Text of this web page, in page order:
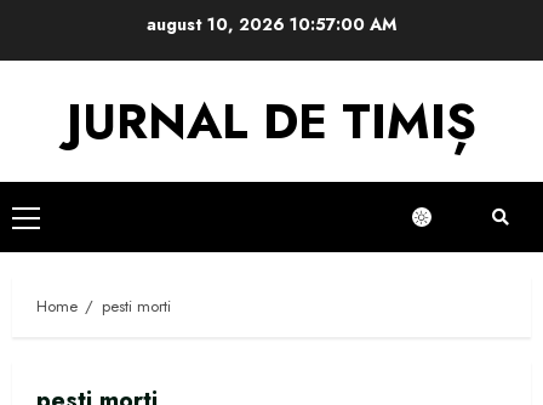
august 10, 2026 10:57:00 AM
JURNAL DE TIMIȘ
Primary
Menu
Home pesti morti